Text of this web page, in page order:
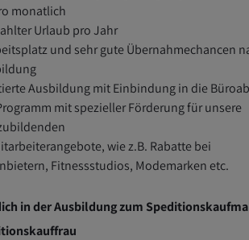
monatlich
Urlaub pro Jahr
und sehr gute Übernahmechancen
Ausbildung mit Einbindung in die
mit spezieller Förderung für unsere
wie z.B. Rabatte bei
Fitnessstudios, Modemarken etc.
in der Ausbildung zum